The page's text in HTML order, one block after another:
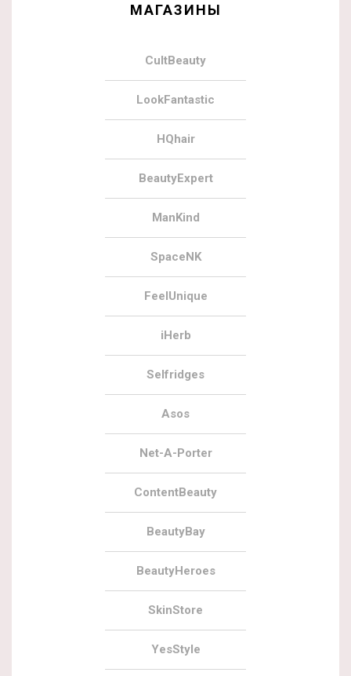
МАГАЗИНЫ
CultBeauty
LookFantastic
HQhair
BeautyExpert
ManKind
SpaceNK
FeelUnique
iHerb
Selfridges
Asos
Net-A-Porter
ContentBeauty
BeautyBay
BeautyHeroes
SkinStore
YesStyle